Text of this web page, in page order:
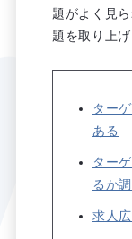
題がよく見
題を取り上げ
ター
ある
ター
るか
求人